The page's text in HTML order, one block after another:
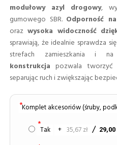
modułowy azyl drogowy,
gumowego SBR. Odporność
oraz wysoka widoczność
sprawiają, że idealnie sprawdza
strefach zamieszkania i na
konstrukcja pozwala tworzyć
separując ruch i zwiększając
Komplet akcesoriów (śruby,
Tak + 35,67 zł 29,00